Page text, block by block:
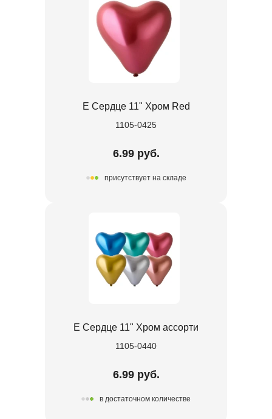
Е Сердце 11" Хром Red
1105-0425
6.99 руб.
присутствует на складе
Е Сердце 11" Хром ассорти
1105-0440
6.99 руб.
в достаточном количестве